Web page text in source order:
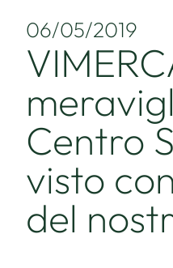
06/05/2019
Centro
visto
del